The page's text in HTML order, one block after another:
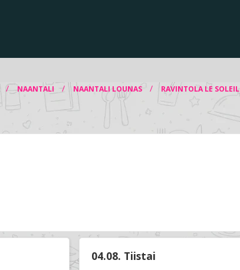
/ NAANTALI / NAANTALI LOUNAS / RAVINTOLA LE SOLEIL
04.08. Tiistai